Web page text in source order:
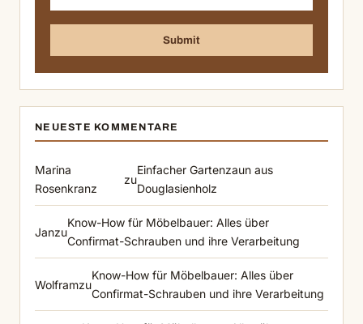
NEUESTE KOMMENTARE
Marina
Rosenkranz
zu
Einfacher Gartenzaun aus
Douglasienholz
Janzu
Know-How für Möbelbauer: Alles über
Confirmat-Schrauben und ihre Verarbeitung
Wolframzu
Know-How für Möbelbauer: Alles über
Confirmat-Schrauben und ihre Verarbeitung